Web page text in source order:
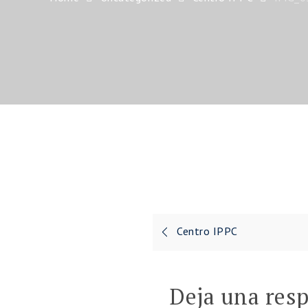
Navegación
entradas
Centro IPPC
Deja una